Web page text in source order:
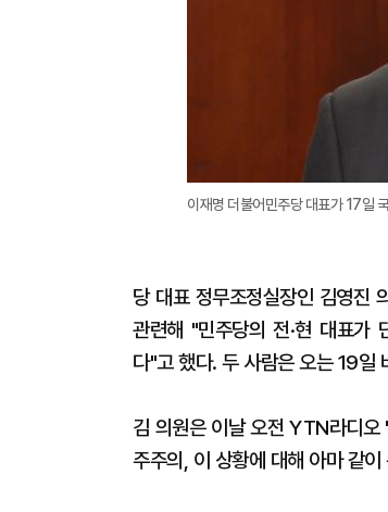
이재명 더불어민주당 대표가 17일
당 대표 정무조정실장인 김영진
관련해 "민주당의 전·현 대표가
다"고 했다. 두 사람은 오는 19일
김 의원은 이날 오전 YTN라디오
주주의, 이 상황에 대해 아마 같